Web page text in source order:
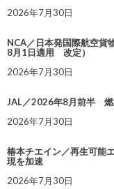
2026年7月30日
NCA／日本発国際航空貨
8月1日適用 改定）
2026年7月30日
JAL／2026年8月前半 燃
2026年7月30日
椿本チエイン／再生可能
現を加速
2026年7月30日